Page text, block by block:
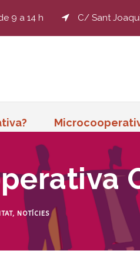
9 a 14 h C/ Sant
, NOTÍCIES